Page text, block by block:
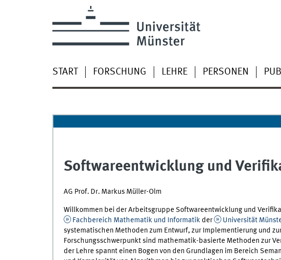
START FORSCHUNG LEHRE PERSONEN
Softwareentwicklung und
AG Prof. Dr. Markus Müller-Olm
Willkommen bei der Arbeitsgruppe Softwareentwicklung und
Fachbereich Mathematik und Informatikder Universität
systematischen Methoden zum Entwurf, zur Implementierung und
Forschungsschwerpunkt sind mathematik-basierte Methoden zur
der Lehre spannt einen Bogen von den Grundlagen im Bereich